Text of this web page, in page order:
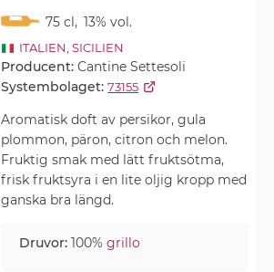
75 cl, 13% vol.
ITALIEN SICILIEN
Producent:Cantine Settesoli
Systembolaget: 73155
Aromatisk doft av persikor, gula
plommon, päron, citron och melon.
Fruktig smak med lätt fruktsötma,
frisk fruktsyra i en lite oljig kropp med
ganska bra längd.
Druvor: 100%grillo